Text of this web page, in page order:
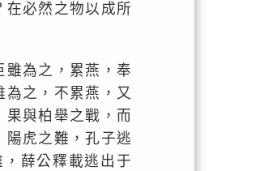
必然之物以成所
為之，累燕，奉
之，不累燕，又
與柏舉之戰，而
虎之難，孔子逃
薛公釋載逃出于